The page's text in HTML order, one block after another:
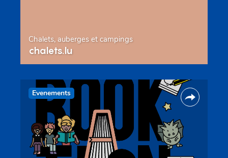
Chalets, auberges et campings
chalets.lu
Evenements